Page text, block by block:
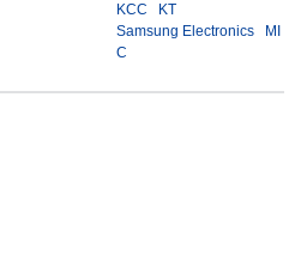
KCC
KT
Samsung Electronics
MI
C